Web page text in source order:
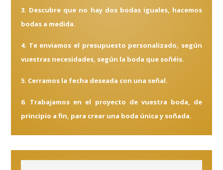
3. Descubre que no hay dos bodas iguales, hacemos
bodas a medida.
4. Te enviamos el presupuesto personalizado, según
vuestras necesidades, según la boda que soñéis.
5. Cerramos la fecha deseada con una señal.
6. Trabajamos en el proyecto de vuestra boda, de
principio a fin, para crear una boda única y soñada.